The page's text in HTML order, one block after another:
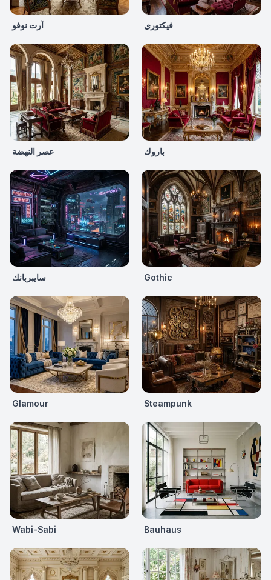
آرت نوفو فيكتوري
عصر النهضة باروك
سايبربانك Gothic
Glamour Steampunk
Wabi-Sabi Bauhaus